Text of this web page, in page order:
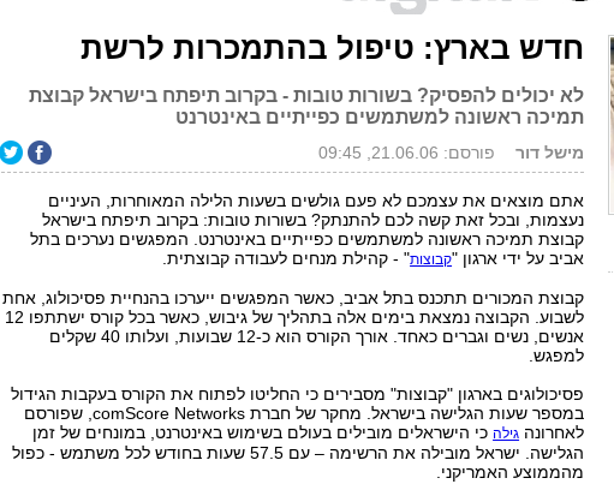
חדש בארץ: טיפול בהתמכרות לרשת
לא יכולים להפסיק? בשורות טובות - בקרוב תיפתח בישראל קבוצת
תמיכה ראשונה למשתמשים כפייתיים באינטרנט
מישל דור פורסם: 21.06.06, 09:45
אתם מוצאים את עצמכם לא פעם גולשים בשעות הלילה המאוחרות, העיניים
נעצמות, ובכל זאת קשה לכם להתנתק? בשורות טובות: בקרוב תיפתח בישראל
קבוצת תמיכה ראשונה למשתמשים כפייתיים באינטרנט. המפגשים נערכים בתל
אביב על ידי ארגון "קבוצות" - קהילת מנחים לעבודה קבוצתית.
קבוצת המכורים תתכנס בתל אביב, כאשר המפגשים ייערכו בהנחיית פסיכולוג, אחת
לשבוע. הקבוצה נמצאת בימים אלה בתהליך של גיבוש, כאשר בכל קורס ישתתפו 12
אנשים, נשים וגברים כאחד. אורך הקורס הוא כ-12 שבועות, ועלותו 40 שקלים
למפגש.
פסיכולוגים בארגון "קבוצות" מסבירים כי החליטו לפתוח את הקורס בעקבות הגידול
במספר שעות הגלישה בישראל. מחקר של חברת comScore Networks, שפורסם
לאחרונה גילהכי הישראלים מובילים בעולם בשימוש באינטרנט, במונחים של זמן
הגלישה. ישראל מובילה את הרשימה – עם 57.5 שעות בחודש לכל משתמש - כפול
מהממוצע האמריקני.